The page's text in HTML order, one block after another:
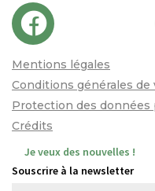
Mentions légales
Conditions générales de
Protection des données
Crédits
Je veux des nouvelles !
Souscrire à la newsletter